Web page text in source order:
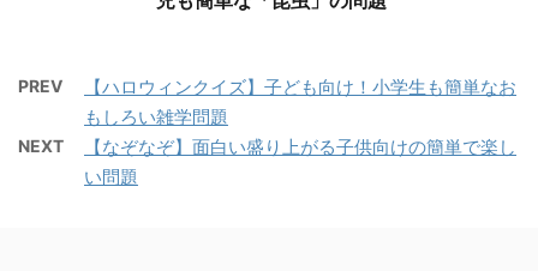
PREV
【ハロウィンクイズ】子ども向け！小学生も簡単なお
もしろい雑学問題
NEXT
【なぞなぞ】面白い盛り上がる子供向けの簡単で楽し
い問題